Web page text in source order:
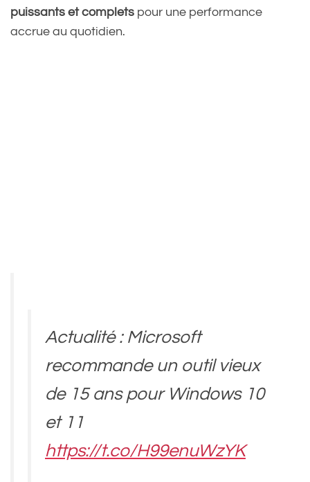
puissants et complets pour une performance
accrue au quotidien.
Actualité : Microsoft
recommande un outil vieux
de 15 ans pour Windows 10
et 11
https://t.co/H99enuWzYK